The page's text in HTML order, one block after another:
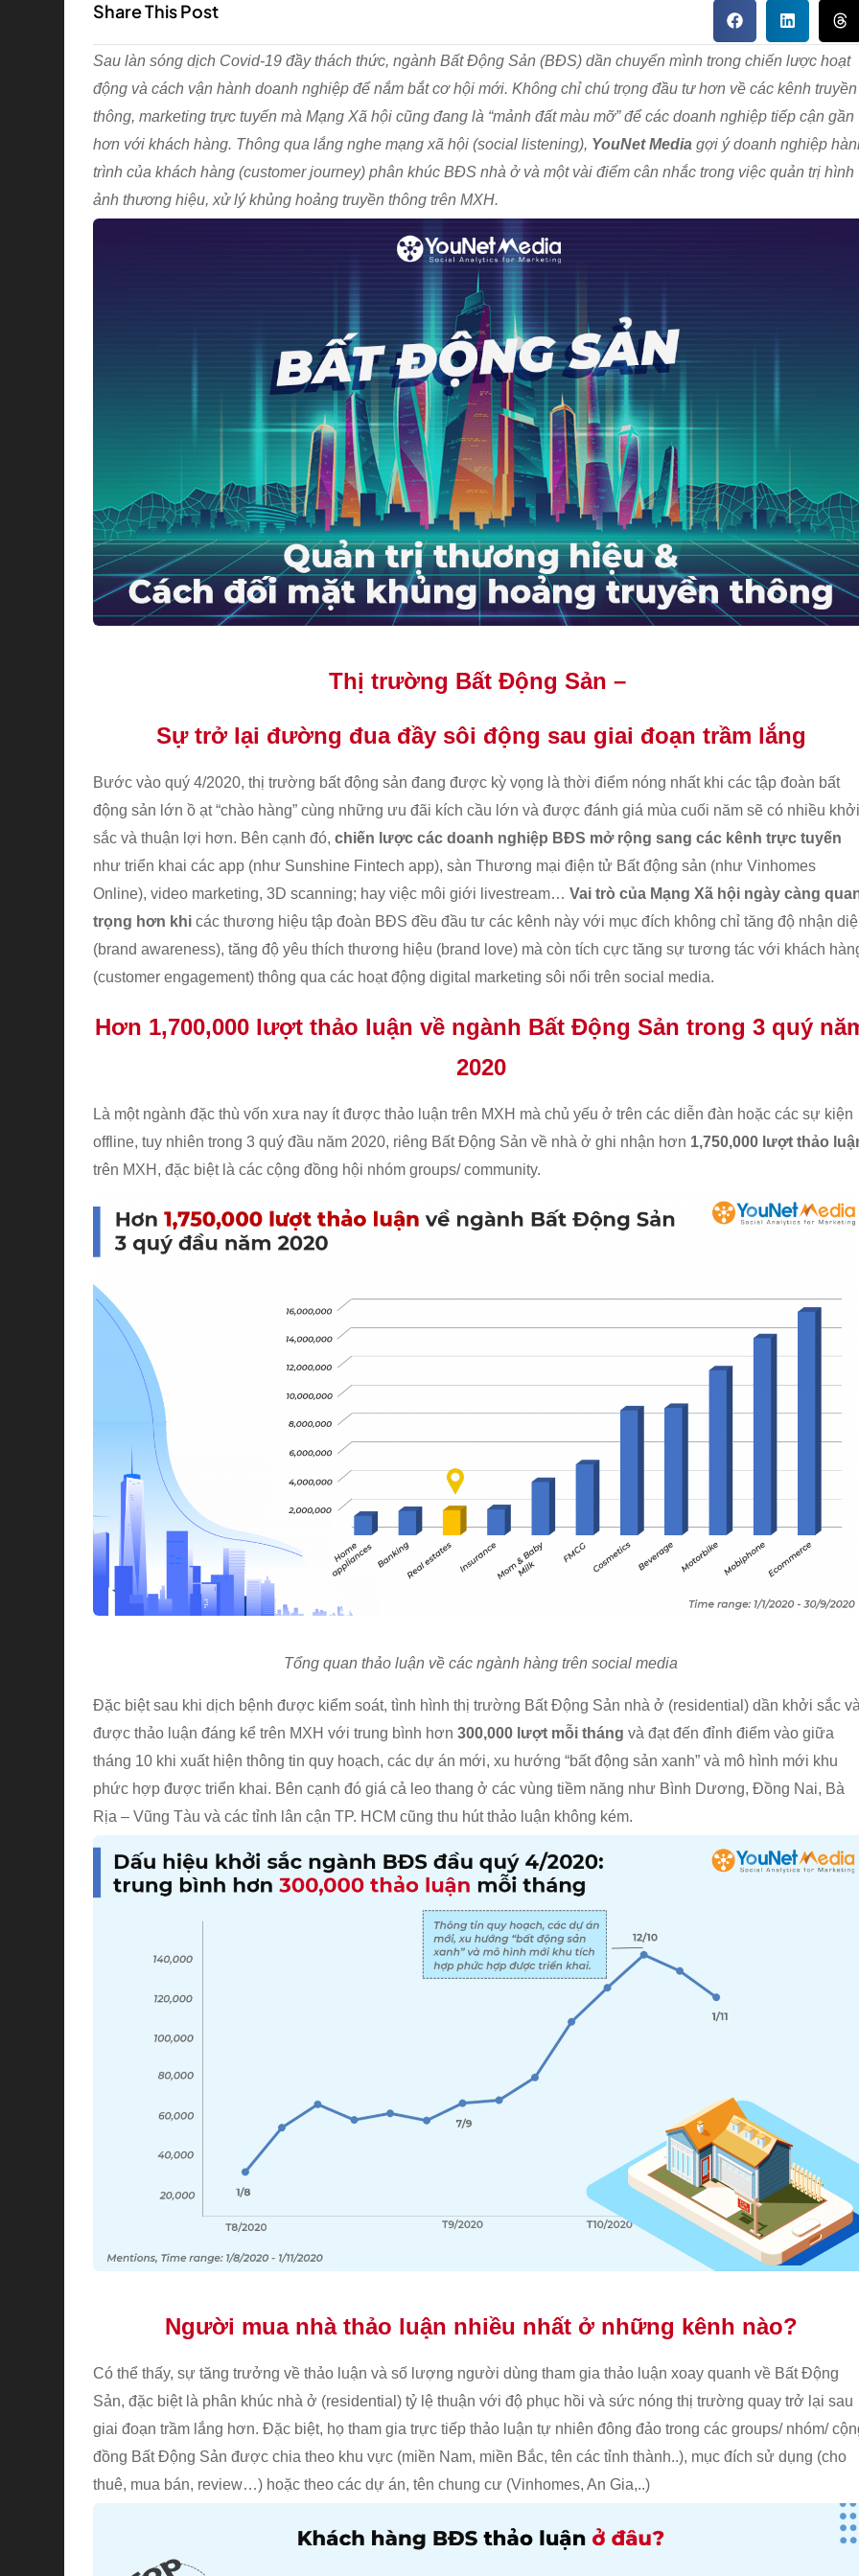
Share This Post
Sau làn sóng dịch Covid-19 đầy thách thức, ngành Bất Động Sản (BĐS) dần chuyển mình trong chiến lược hoạt
động và cách vận hành doanh nghiệp để nắm bắt cơ hội mới. Không chỉ chú trọng đầu tư hơn về các kênh truyền
thông, marketing trực tuyến mà Mạng Xã hội cũng đang là “mảnh đất màu mỡ” để các doanh nghiệp tiếp cận gần
hơn với khách hàng. Thông qua lắng nghe mạng xã hội (social listening), YouNet Media gợi ý doanh nghiệp
trình của khách hàng (customer journey) phân khúc BĐS nhà ở và một vài điểm cân nhắc trong việc quản trị hình
ảnh thương hiệu, xử lý khủng hoảng truyền thông trên MXH.
Thị trường Bất Động Sản –
Sự trở lại đường đua đầy sôi động sau giai đoạn trầm lắng
Bước vào quý 4/2020, thị trường bất động sản đang được kỳ vọng là thời điểm nóng nhất khi các tập đoàn bất
động sản lớn ồ ạt “chào hàng” cùng những ưu đãi kích cầu lớn vàđược đánh giá mùa cuối năm sẽ có nhiều
sắc và thuận lợi hơn. Bên cạnh đó,chiến lược các doanh nghiệp BĐS mở rộng sang các kênh trực tuyến
như triển khai các app (như Sunshine Fintech app), sàn Thương mại điện tử Bất động sản (như Vinhomes
Online), video marketing, 3D scanning; hay việc môi giới livestream…Vai trò của Mạng Xã hội ngày càng
trọng hơn khi các thương hiệu tập đoàn BĐS đều đầu tư các kênh này với mục đích không chỉ tăng độ nhận
(brand awareness), tăng độ yêu thích thương hiệu (brand love) mà còn tích cực tăng sự tương tác với khách
(customer engagement) thông qua các hoạt động digital marketing sôi nổi trên social media.
Hơn 1,700,000 lượt thảo luận về ngành Bất Động Sản trong 3 quý
2020
Là một ngành đặc thù vốn xưa nay ít được thảo luận trên MXH mà chủ yếu ở trên các diễn đàn hoặc các sự kiện
offline, tuy nhiên trong 3 quý đầu năm 2020, riêng Bất Động Sản về nhà ở ghi nhận hơn 1,750,000 lượt thảo
trên MXH, đặc biệt là các cộng đồng hội nhóm groups/ community.
Tổng quan thảo luận về các ngành hàng trên social media
Đặc biệt sau khi dịch bệnh được kiểm soát, tình hình thị trường Bất Động Sản nhà ở (residential) dần khởi sắc
được thảo luận đáng kể trên MXH với trung bình hơn300,000 lượt mỗi thángvà đạt đến đỉnh điểm vào giữa
tháng 10 khi xuất hiện thông tin quy hoạch, các dự án mới, xu hướng “bất động sản xanh” và mô hình mới khu
phức hợp được triển khai. Bên cạnh đó giá cả leo thang ở các vùng tiềm năng như Bình Dương, Đồng Nai, Bà
Rịa – Vũng Tàu và các tỉnh lân cận TP. HCM cũng thu hút thảo luận không kém.
Người mua nhà thảo luận nhiều nhất ở những kênh nào?
Có thể thấy, sự tăng trưởng về thảo luận và số lượng người dùng tham gia thảo luận xoay quanh về Bất Động
Sản, đặc biệt là phân khúc nhà ở (residential) tỷ lệ thuận với độ phục hồi và sức nóng thị trường quay trở lại sau
giai đoạn trầm lắng hơn. Đặc biệt, họ tham gia trực tiếp thảo luận tự nhiên đông đảo trong các groups/ nhóm/
đồng Bất Động Sản được chia theo khu vực (miền Nam, miền Bắc, tên các tỉnh thành..), mục đích sử dụng (cho
thuê, mua bán, review…) hoặc theo các dự án, tên chung cư (Vinhomes, An Gia,..)